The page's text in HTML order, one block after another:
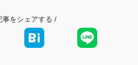
事をシェアする /